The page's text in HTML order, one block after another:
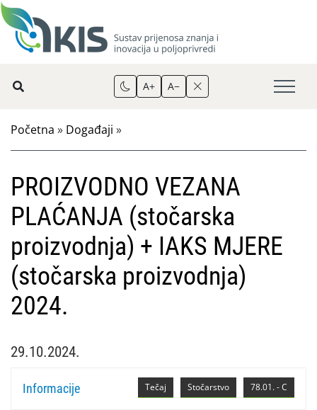
A+ A−
Početna » Događaji »
PROIZVODNO VEZANA
PLAĆANJA (stočarska
proizvodnja) + IAKS MJERE
(stočarska proizvodnja)
2024.
29.10.2024.
78.01. - C
Stočarstvo
Tečaj
Informacije